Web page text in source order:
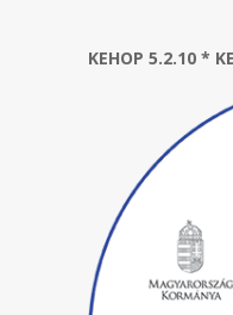
KEHOP 5.2.10 *